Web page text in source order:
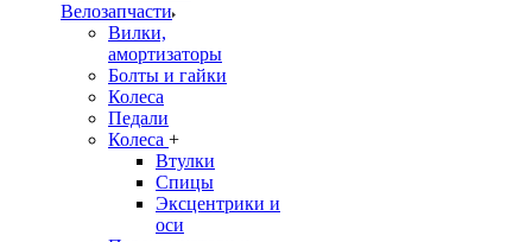
Велозапчасти
Вилки,
амортизаторы
Болты и гайки
Колеса
Педали
Колеса +
Втулки
Спицы
Эксцентрики и
оси